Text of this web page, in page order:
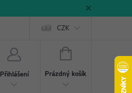
CZK
Přihlášení
NÁKUPNÍ
Prázdný košík